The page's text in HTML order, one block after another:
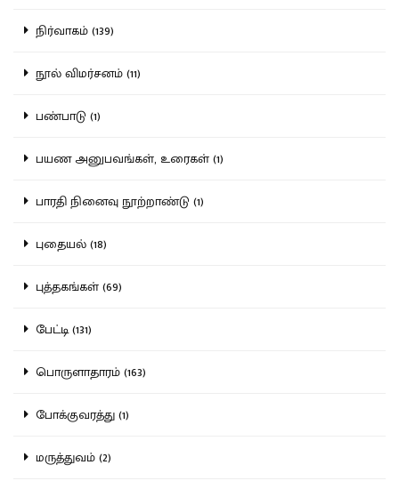
நிர்வாகம் (139)
நூல் விமர்சனம் (11)
பண்பாடு (1)
பயண அனுபவங்கள், உரைகள் (1)
பாரதி நினைவு நூற்றாண்டு (1)
புதையல் (18)
புத்தகங்கள் (69)
பேட்டி (131)
பொருளாதாரம் (163)
போக்குவரத்து (1)
மருத்துவம் (2)